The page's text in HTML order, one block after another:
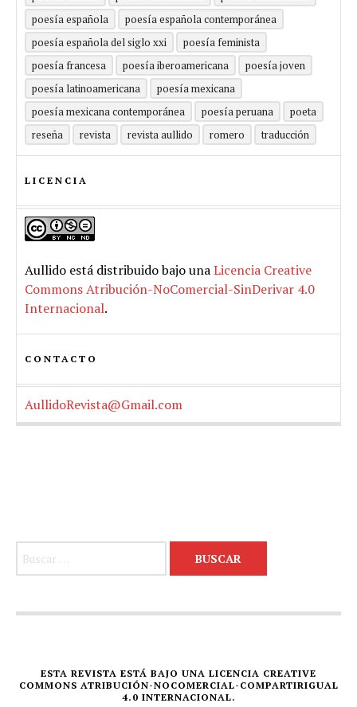
poesía española
poesía española contemporánea
poesía española del siglo xxi
poesía feminista
poesía francesa
poesía iberoamericana
poesía joven
poesía latinoamericana
poesía mexicana
poesía mexicana contemporánea
poesía peruana
poeta
reseña
revista revista aullido romero traducción
LICENCIA
Aullido está distribuido bajo unaLicencia Creative
Commons Atribución-NoComercial-SinDerivar 4.0
Internacional.
CONTACTO
AullidoRevista@Gmail.com
ESTA REVISTA ESTÁ BAJO UNA LICENCIA CREATIVE
COMMONS ATRIBUCIÓN-NOCOMERCIAL-COMPARTIRIGUAL
4.0 INTERNACIONAL.